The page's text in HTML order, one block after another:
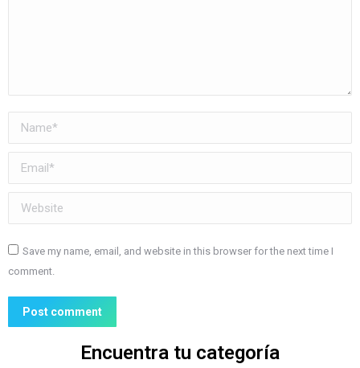
Name *
Email *
Website
Save my name, email, and website in this browser for the next time I
comment.
Post comment
Encuentra tu categoría